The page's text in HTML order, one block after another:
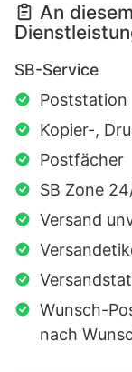
An
SB-Service
Poststation
Kopier-,
Postfächer
SB Zone
Versand
Wunsch-
nach